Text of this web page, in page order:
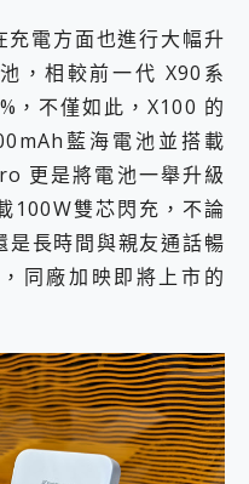
電方面也進行大幅升
，相較前一代 X90系
，不僅如此，X100 的
藍海電池並搭載
更是將電池一舉升級
100W雙芯閃充，不論
是長時間與親友通話暢
同廠加映即將上市的